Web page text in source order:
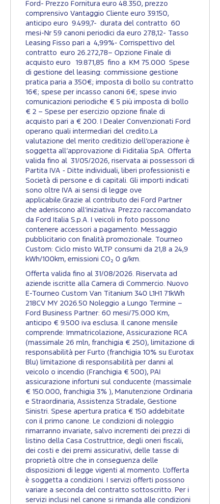
Ford- Prezzo Fornitura euro 48.350, prezzo
comprensivo Vantaggio Cliente euro 39.150,
anticipo euro 9.499,7- durata del contratto 60
mesi-Nr 59 canoni periodici da euro 278,12- Tasso
Leasing Fisso pari a 4,99%- Corrispettivo del
contratto euro 26.272,78– Opzione Finale di
acquisto euro 19.871,85 fino a KM 75.000 Spese
di gestione del leasing: commissione gestione
pratica paria a 350€; imposta di bollo su contratto
16€; spese per incasso canoni 6€; spese invio
comunicazioni periodiche € 5 più imposta di bollo
€ 2 – Spese per esercizio opzione finale di
acquisto pari a € 200. I Dealer Convenzionati Ford
operano quali intermediari del credito.La
valutazione del merito creditizio dell’operazione è
soggetta all’approvazione di Fiditalia SpA. Offerta
valida fino al 31/05/2026, riservata ai possessori di
Partita IVA - Ditte individuali, liberi professionisti e
Società di persone e di capitali. Gli importi indicati
sono oltre IVA ai sensi di legge ove
applicabile.Grazie al contributo dei Ford Partner
che aderiscono all’iniziativa. Prezzo raccomandato
da Ford Italia S.p.A. I veicoli in foto possono
contenere accessori a pagamento. Messaggio
pubblicitario con finalità promozionale. Tourneo
Custom: Ciclo misto WLTP consumi da 21,8 a 24,9
kWh/100km, emissioni CO₂ 0 g/km.
Offerta valida fino al 31/08/2026. Riservata ad
aziende iscritte alla Camera di Commercio. Nuovo
E-Tourneo Custom Van Titanium 340 L1H1 71kWh
218CV MY 2026.50 Noleggio a Lungo Termine –
Ford Business Partner: 60 mesi/75.000 Km,
anticipo € 9.500 iva esclusa. Il canone mensile
comprende: Immatricolazione, Assicurazione RCA
(massimale 26 mln, franchigia € 250), limitazione di
responsabilità per Furto (franchigia 10% su Eurotax
Blu) limitazione di responsabilità per danni al
veicolo o incendio (Franchigia € 500), PAI
assicurazione infortuni sul conducente (massimale
€ 150.000, franchigia 3% ), Manutenzione Ordinaria
e Straordinaria, Assistenza Stradale, Gestione
Sinistri. Spese apertura pratica € 150 addebitate
con il primo canone. Le condizioni di noleggio
rimarranno invariate, salvo incrementi dei prezzi di
listino della Casa Costruttrice, degli oneri fiscali,
dei costi e dei premi assicurativi, delle tasse di
proprietà oltre che in conseguenza delle
disposizioni di legge vigenti al momento. L’offerta
è soggetta a condizioni. I servizi offerti possono
variare a seconda del contratto sottoscritto. Per i
servizi inclusi nel canone si rimanda alle condizioni